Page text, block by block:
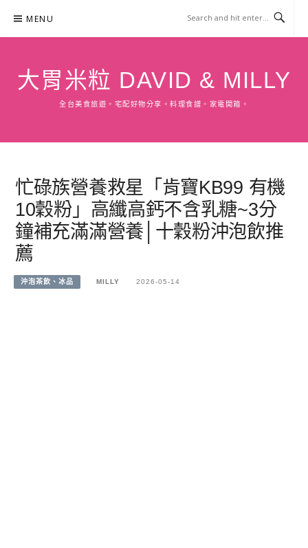
content
MENU
大胃米粒 DAVID & MILLY
全台美食旅遊。宅配好物分享。料理食譜。家電開箱。
忙碌族營養救星「肯寶KB99 有機
10穀粉」高纖高鈣不含乳糖~3分
鐘補充滿滿營養│十穀粉沖泡飲推
薦
沖泡茶飲、冰品 MILLY 2026-05-14